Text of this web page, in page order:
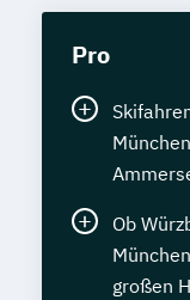
Pro
Ob
großen